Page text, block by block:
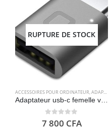
RUPTURE DE STOCK
ACCESSOIRES POUR ORDINATEUR,ADAPTATEURS
Adaptateur usb-c femelle vers usb 3.0 mâle – Nonda
0 out of 5
7 800 CFA